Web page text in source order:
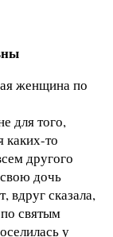
женщина по
для того,
каких-то
другого
дочь
вдруг сказала,
святым
у